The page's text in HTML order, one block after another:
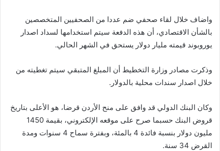
واضاف خلال لقاء صحفي ضم عددا من الصحفيين المتخصصين
بالشأن الاقتصادي، أن هذه الدفعة سيتم استخدامها لسداد اصدار
يوروبوند قيمته مليار دولار يستحق في الشهر الحالي.
وذكرت مصادر وزارة التخطيط أن المبلغ المتبقي سيتم تغطيته من
خلال اصدار سندات محلية بالدولار.
وكان البنك الدولي قد وافق على منح الأردن قرضا، هو الأعلى بتاريخ
قروض البنك حسبما صرح على موقعه الإلكتروني، بقيمة 1450
مليون دولار بنسبة فائدة 4 بالمئة، وبفترة سماح 4 سنوات ومدة
القرض 34 سنة.